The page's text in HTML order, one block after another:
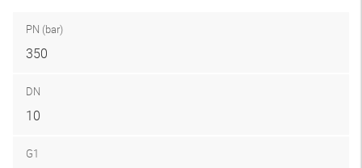
PN (bar)
350
DN
10
G1